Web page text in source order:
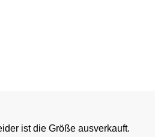
ist die Größe ausverkauft.